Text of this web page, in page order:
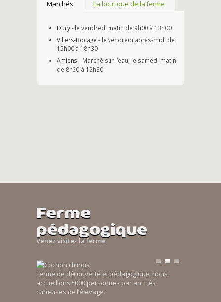
Marchés La boutique de la ferme
Dury- le vendredi matin de 9h00 à 13h00
Villers-Bocage - le vendredi après-midi de
15h00 à 18h30
Amiens - Marché sur l’eau, le samedi matin
de 8h30 à 12h30
Ferme
pédagogique
Venez visitez la ferme
Ferme de découverte et pédagogique, nous
accueillons 5000 personnes par an, trés
curieuses de l’élevage.